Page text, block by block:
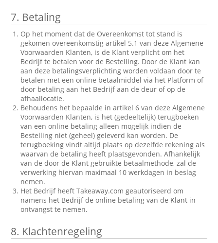
7. Betaling
Op het moment dat de Overeenkomst tot stand is
gekomen overeenkomstig artikel 5.1 van deze Algemene
Voorwaarden Klanten, is de Klant verplicht om het
Bedrijf te betalen voor de Bestelling. Door de Klant kan
aan deze betalingsverplichting worden voldaan door te
betalen met een online betaalmiddel via het Platform of
door betaling aan het Bedrijf aan de deur of op de
afhaallocatie.
Behoudens het bepaalde in artikel 6 van deze Algemene
Voorwaarden Klanten, is het (gedeeltelijk) terugboeken
van een online betaling alleen mogelijk indien de
Bestelling niet (geheel) geleverd kan worden. De
terugboeking vindt altijd plaats op dezelfde rekening als
waarvan de betaling heeft plaatsgevonden. Afhankelijk
van de door de Klant gebruikte betaalmethode, zal de
verwerking hiervan maximaal 10 werkdagen in beslag
nemen.
Het Bedrijf heeft Takeaway.com geautoriseerd om
namens het Bedrijf de online betaling van de Klant in
ontvangst te nemen.
8. Klachtenregeling